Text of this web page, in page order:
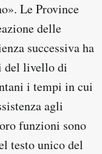
Le Province
delle
successiva ha
del livello di
i tempi in cui
agli
funzioni sono
testo unico del